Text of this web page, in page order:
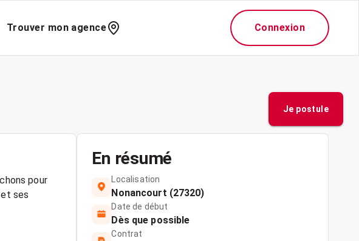
Trouver mon agence Connexion
Je postule
pour
ses
En résumé
Localisation
Nonancourt (27320)
Date de début
Dès que possible
Contrat